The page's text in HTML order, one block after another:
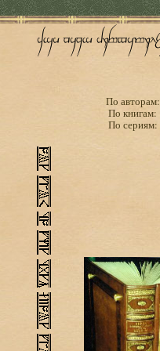
По авторам:
По книгам:
По сериям: